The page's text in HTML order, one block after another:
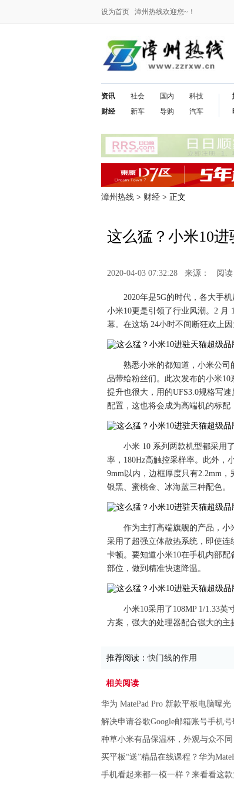
设为首页 漳州热线欢迎您~！
资讯
财经
社会
新车
国内
导购
科技
汽车
漳州热线 > 财经 > 正文
这么猛？小米10
2020-04-03 07:32:28 来源： 阅
2020年是5G的时代，各大手
小米10更是引领了行业风潮。2 月
幕。在这场 24小时不间断狂欢上
熟悉小米的都知道，小米公
品带给粉丝们。此次发布的小米10
提升也很大，用的UFS3.0规格写
配置，这也将会成为高端机的标配
小米 10 系列两款机型都采用
率，180Hz高触控采样率。此外，
9mm以内，边框厚度只有2.2mm
银黑、蜜桃金、冰海蓝三种配色。
作为主打高端旗舰的产品，小
采用了超强立体散热系统，即使
卡顿。要知道小米10在手机内部
部位，做到精准快速降温。
小米10采用了108MP 1/1.33
方案，强大的处理器配合强大的主
推荐阅读：快门线的作用
相关阅读
华为 MatePad Pro 新款平板电脑曝光
解决申请谷歌Google邮箱账号手机
种草小米有品保温杯，外观与众不
买平板“送”精品在线课程？华为
手机看起来都一模一样？来看看这